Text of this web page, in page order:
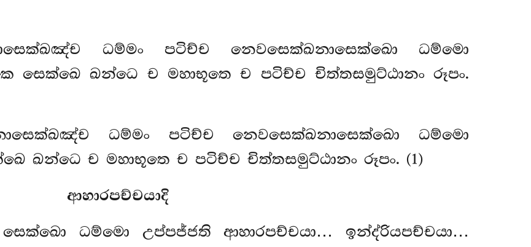
ධම්මං පටිච්ච නෙවසෙක්ඛනාසෙක්ඛො ධම්මො
සෙක්ඛෙ ඛන්ධෙ ච මහාභූතෙ ච පටිච්ච චිත්තසමුට්ඨානං රූපං.
ධම්මං පටිච්ච නෙවසෙක්ඛනාසෙක්ඛො ධම්මො
ඛන්ධෙ ච මහාභූතෙ ච පටිච්ච චිත්තසමුට්ඨානං රූපං. (1)
ආහාරපච්චයාදි
ධම්මො උප්පජ්ජති ආහාරපච්චයා… ඉන්ද්රියපච්චයා…